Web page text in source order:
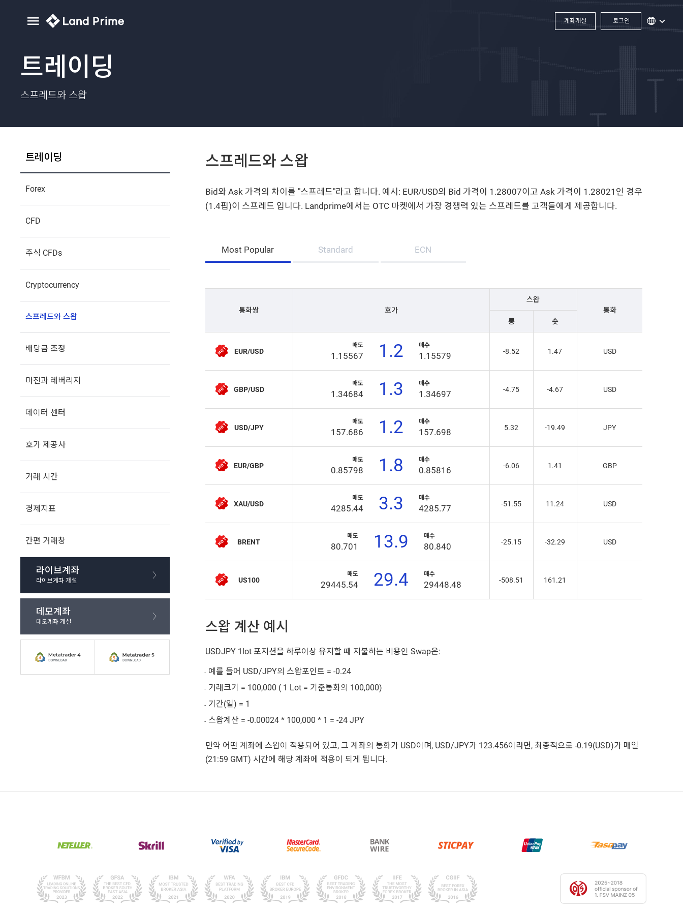
계좌개설 로그인
트레이딩
스프레드와 스왑
트레이딩
Forex
CFD
주식 CFDs
Cryptocurrency
스프레드와 스왑
배당금 조정
마진과 레버리지
데이터 센터
호가 제공사
거래 시간
경제지표
간편 거래창
라이브계좌
라이브계좌 개설
데모계좌
데모계좌 개설
스프레드와 스왑
Bid와 Ask 가격의 차이를 "스프레드"라고 합니다. 예시: EUR/USD의 Bid 가격이 1.28007이고 Ask 가격이 1.28021인 경우
(1.4핍)이 스프레드 입니다. Landprime에서는 OTC 마켓에서 가장 경쟁력 있는 스프레드를 고객들에게 제공합니다.
Most Popular Standard ECN
통화쌍 호가
스왑
통화
롱
숏
EUR/USD
매도
1.15567 1.2 매수
1.15579 -8.52 1.47 USD
GBP/USD
매도
1.34684 1.3 매수
1.34697 -4.75 -4.67 USD
USD/JPY
매도
157.686 1.2 매수
157.698 5.32 -19.49 JPY
EUR/GBP
매도
0.85798 1.8 매수
0.85816 -6.06 1.41 GBP
XAU/USD
매도
4285.44 3.3 매수
4285.77 -51.55 11.24 USD
BRENT
매도
80.701 13.9 매수
80.840 -25.15 -32.29 USD
US100
매도
29445.54 29.4 매수
29448.48 -508.51 161.21
스왑 계산 예시
USDJPY 1lot 포지션을 하루이상 유지할 때 지불하는 비용인 Swap은:
예를 들어 USD/JPY의 스왑포인트 = -0.24
거래크기 = 100,000 ( 1 Lot = 기준통화의 100,000)
기간(일) = 1
스왑계산 = -0.00024 * 100,000 * 1 = -24 JPY
만약 어떤 계좌에 스왑이 적용되어 있고, 그 계좌의 통화가 USD이며, USD/JPY가 123.456이라면, 최종적으로 -0.19(USD)가 매일
(21:59 GMT) 시간에 해당 계좌에 적용이 되게 됩니다.